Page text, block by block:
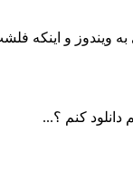
ویندوز و اینکه
دانلود کنم ؟...